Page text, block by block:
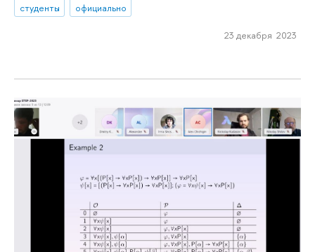
студенты
официально
23 декабря 2023